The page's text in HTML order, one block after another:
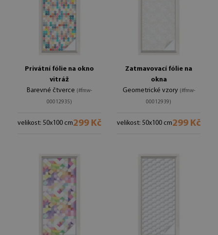
Privátní fólie na okno
vitráž
Barevné čtverce (#fmw-
00012935)
velikost: 50x100 cm299 Kč
Zatmavovací fólie na
okna
Geometrické vzory (#fmw-
00012939)
velikost: 50x100 cm299 Kč